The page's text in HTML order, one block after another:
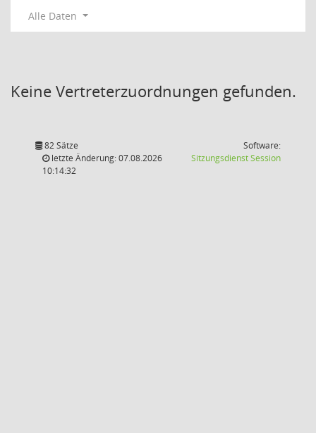
Alle Daten
Keine Vertreterzuordnungen gefunden.
82 Sätze
letzte Änderung: 07.08.2026
10:14:32
Software:
SitzungsdienstSession(Wird in